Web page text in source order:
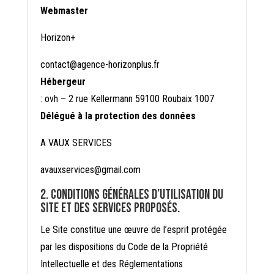
Webmaster
Horizon+
contact@agence-horizonplus.fr
Hébergeur
: ovh – 2 rue Kellermann 59100 Roubaix 1007
Délégué à la protection des données
A VAUX SERVICES
avauxservices@gmail.com
2. Conditions générales d’utilisation du
site et des services proposés.
Le Site constitue une œuvre de l’esprit protégée
par les dispositions du Code de la Propriété
Intellectuelle et des Réglementations